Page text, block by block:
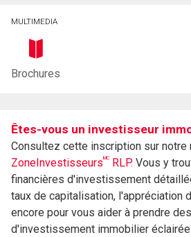
MULTIMEDIA
Brochures
Êtes-vous un investisseur
Consultez cette inscription sur notre
ZoneInvestisseursMC RLP. Vous y
financières d'investissement
taux de capitalisation, l'appréciation
encore pour vous aider à prendre
d'investissement immobilier